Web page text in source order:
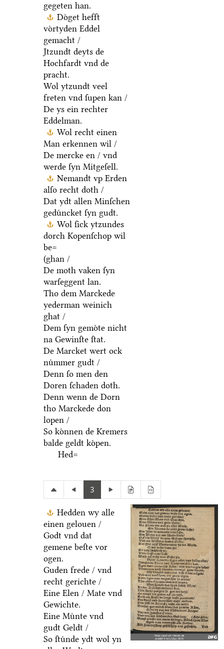
gegeten han.
Doͤget hefft
voͤrtyden Eddel
gemacht /
Jtzundt deyts de
Hochfardt vnd de
pracht.
Wol ytzundt veel
freten vnd ſupen kan /
De ys ein rechter
Eddelman.
Wol recht einen
Man erkennen wil /
De mercke en / vnd
werde ſyn Mitgeſell.
Nemandt vp Erden
alſo recht doth /
Dat ydt allen Minſchen
geduͤncket ſyn gudt.
Wol ſick ytzundes
dorch Kopenſchop wil
be=
(ghan /
De moth vaken ſyn
warſeggent lan.
Tho dem Marckede
yederman weinich
ghat /
Dem ſyn gemoͤte nicht
na Gewinſte ſtat.
De Marcket wert ock
nuͤmmer gudt /
Denn ſo men den
Doren ſchaden doth.
Denn wenn de Dorn
tho Marckede don
lopen /
So koͤnnen de Kremers
balde geldt koͤpen.
Hed=
3
Hedden wy alle
einen gelouen /
Godt vnd dat
gemene beſte vor
ogen.
Guden frede / vnd
recht gerichte /
Eine Elen / Mate vnd
Gewichte.
Eine Muͤnte vnd
gudt Geldt /
So ſtuͤnde ydt wol yn